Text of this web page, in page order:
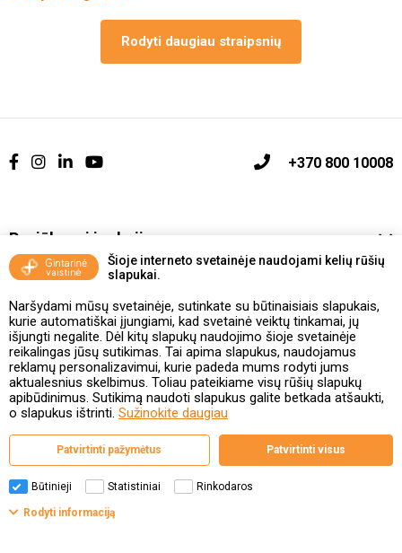
Šioje interneto svetainėje naudojami kelių rūšių
slapukai.
Naršydami mūsų svetainėje, sutinkate su būtinaisiais slapukais,
kurie automatiškai įjungiami, kad svetainė veiktų tinkamai, jų
išjungti negalite. Dėl kitų slapukų naudojimo šioje svetainėje
reikalingas jūsų sutikimas. Tai apima slapukus, naudojamus
reklamų personalizavimui, kurie padeda mums rodyti jums
aktualesnius skelbimus. Toliau pateikiame visų rūšių slapukų
apibūdinimus. Sutikimą naudoti slapukus galite betkada atšaukti,
o slapukus ištrinti. Sužinokite daugiau
Patvirtinti pažymėtus Patvirtinti visus
Būtinieji Statistiniai Rinkodaros
Rodyti informaciją
Rodyti daugiau straipsnių
+370 800 10008
Pasiūlymai ir akcijos
Vakcinavimo tvarka ir taisyklės
Kontaktai ir Karjera
Taisyklės ir politika
Valstybinė vaistų kontrolės tarnyba
prie Lietuvos Respublikos sveikatos apsaugos ministerijos
Studentų g. 45A, 08107 Vilnius | +370 5 263 9264
www.vvkt.lt | vvkt@vvkt.lt